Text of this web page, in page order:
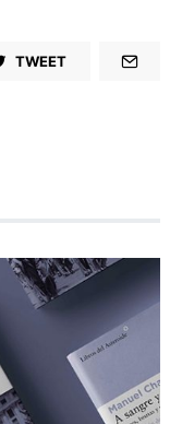
TWEET